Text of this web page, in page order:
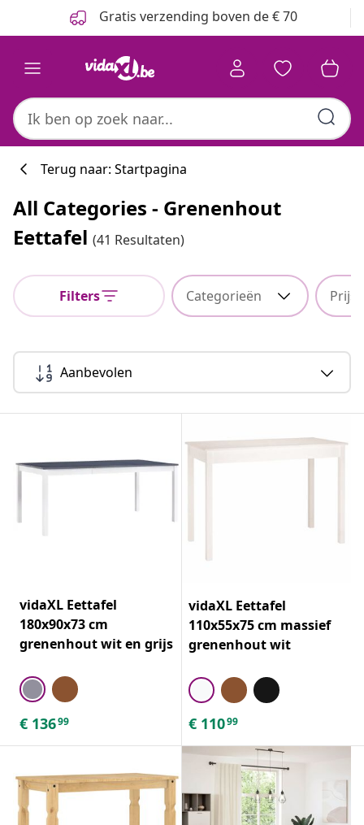
Gratis verzending boven de € 70
Terug naar: Startpagina
All Categories - Grenenhout
Eettafel (41 Resultaten)
Filters Categorieën Prijs
Aanbevolen
vidaXL Eettafel
180x90x73 cm
grenenhout wit en grijs
€ 13699
vidaXL Eettafel
110x55x75 cm massief
grenenhout wit
€ 11099